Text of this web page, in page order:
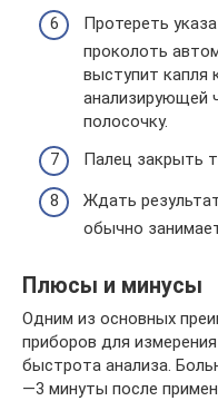
Протереть
проколоть
выступит капля
анализирующей
полосочку.
Палец закрыть
Ждать
обычно
Плюсы и минусы
Одним из основных
приборов для
быстрота анализа.
—3 минуты после